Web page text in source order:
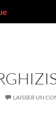
LAISSER UN